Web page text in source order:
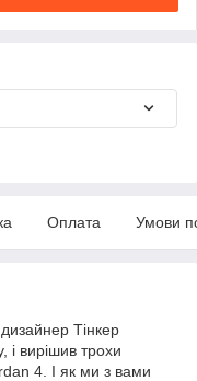
Оплата Умови
Тінкер
і вирішив трохи
4. І як ми з вами